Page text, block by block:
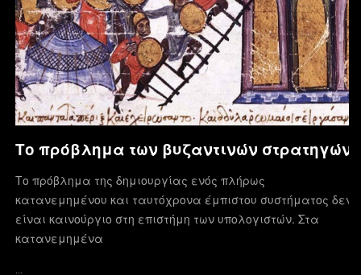
Το πρόβλημα των βυζαντινών στρατηγών
Το πρόβλημα της δημιουργίας ενός πλήρως
κατανεμημένου και ταυτόχρονα έμπιστου συστήματος δεν
είναι καινούργιο στη επιστήμη των υπολογιστών. Στα
κατανεμημένα